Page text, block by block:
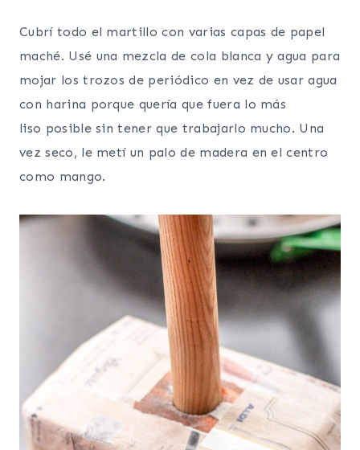
Cubrí todo el martillo con varias capas de papel
maché. Usé una mezcla de cola blanca y agua para
mojar los trozos de periódico en vez de usar agua
con harina porque quería que fuera lo más
liso posible sin tener que trabajarlo mucho. Una
vez seco, le metí un palo de madera en el centro
como mango.